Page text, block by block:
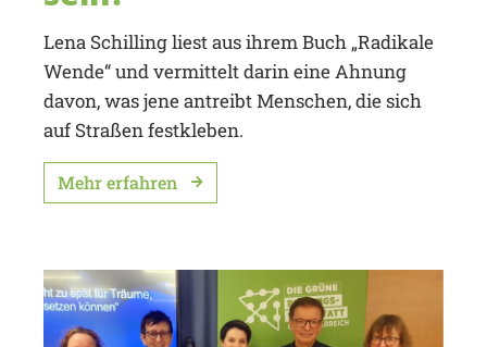
Lena Schilling liest aus ihrem Buch „Radikale
Wende“ und vermittelt darin eine Ahnung
davon, was jene antreibt Menschen, die sich
auf Straßen festkleben.
Mehr erfahren